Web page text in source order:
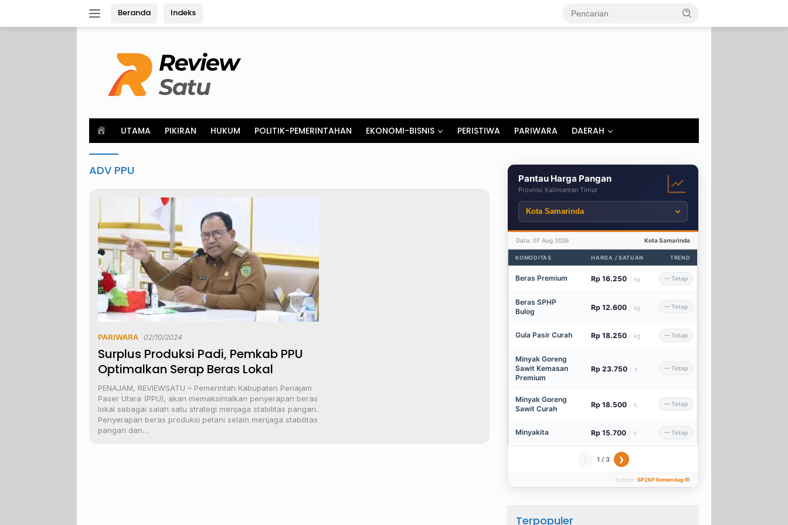
Beranda Indeks
o
m
UTAMA PIKIRAN HUKUM POLITIK-PEMERINTAHAN EKONOMI-BISNIS PERISTIWA PARIWARA DAERAH
ADV PPU
PARIWARA 02/10/2024
Surplus Produksi Padi, Pemkab PPU
Optimalkan Serap Beras Lokal
PENAJAM, REVIEWSATU – Pemerintah Kabupaten Penajam
Paser Utara (PPU), akan memaksimalkan penyerapan beras
lokal sebagai salah satu strategi menjaga stabilitas pangan.
Penyerapan beras produksi petani selain menjaga stabilitas
pangan dan…
Pantau Harga Pangan
Provinsi Kalimantan Timur
Data: 07 Aug 2026 Kota Samarinda
KOMODITAS HARGA / SATUAN TREND
Beras Premium Rp 16.250 / kg — Tetap
Beras SPHP
Bulog
Rp 12.600 / kg — Tetap
Gula Pasir Curah Rp 18.250 / kg — Tetap
Minyak Goreng
Sawit Kemasan
Premium
Rp 23.750 / lt — Tetap
Minyak Goreng
Sawit Curah
Rp 18.500 / lt — Tetap
Minyakita Rp 15.700 / lt — Tetap
1 / 3 ❯
Sumber: SP2KP Kemendag RI
Terpopuler